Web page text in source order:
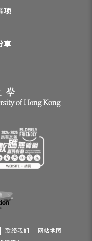
项
享
联络我们
网站地图